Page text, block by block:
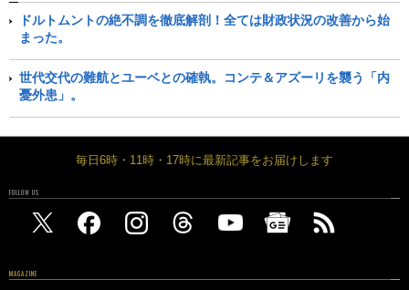
ドルトムントの絶不調を徹底解剖！全ては財政状況の改善から始
まった。
世代交代の難航とユーベとの確執。コンテ＆アズーリを襲う「内
憂外患」。
毎日6時・11時・17時に最新記事をお届けします
FOLLOW US
MAGAZINE